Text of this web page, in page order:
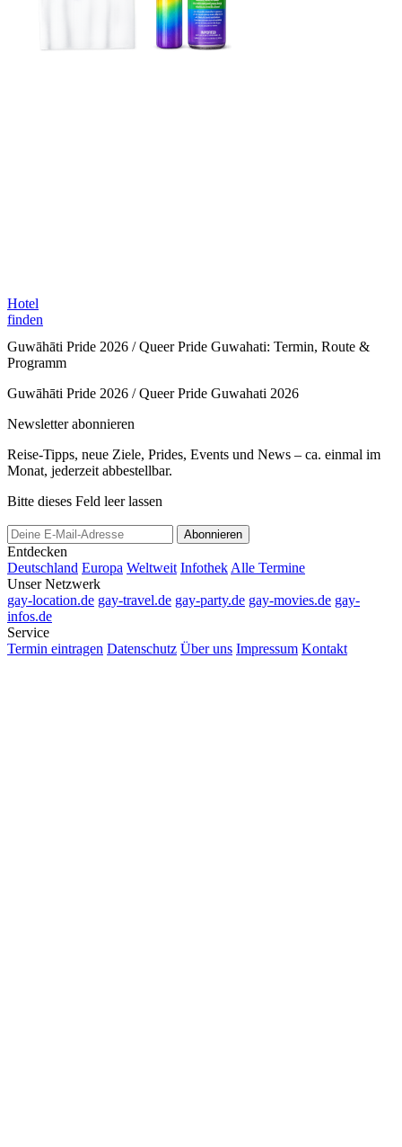
Hotel
finden
Guwāhāti Pride 2026 / Queer Pride Guwahati: Termin, Route &
Programm
Guwāhāti Pride 2026 / Queer Pride Guwahati 2026
Newsletter abonnieren
Reise-Tipps, neue Ziele, Prides, Events und News – ca. einmal im
Monat, jederzeit abbestellbar.
Bitte dieses Feld leer lassen
Abonnieren
Entdecken
Deutschland Europa Weltweit Infothek Alle Termine
Unser Netzwerk
gay-location.de gay-travel.de gay-party.de gay-movies.de gay-
infos.de
Service
Termin eintragen Datenschutz Über uns Impressum Kontakt